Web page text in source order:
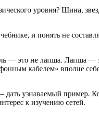
уровня? Шина,
и понять не
— это не лапша. Лапша —
кабелем» вполне
узнаваемый пример.
к изучению сетей.